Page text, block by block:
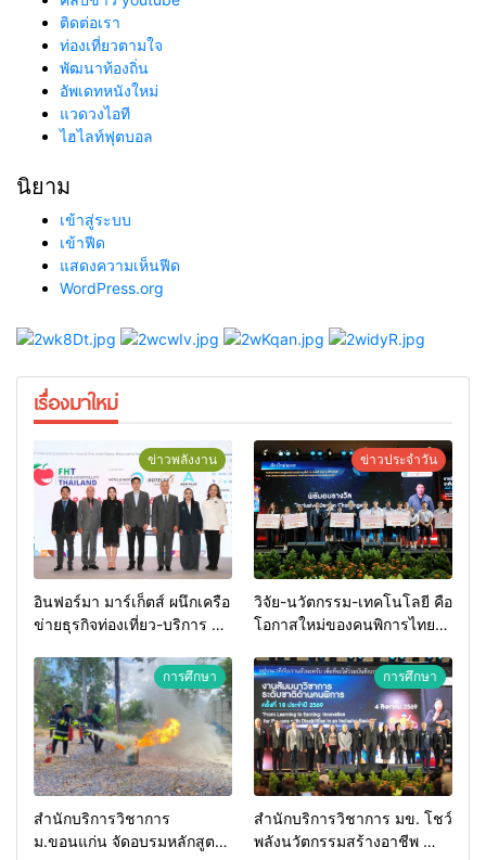
ติดต่อเรา
ท่องเที่ยวตามใจ
พัฒนาท้องถิ่น
อัพเดทหนังใหม่
แวดวงไอที
ไฮไลท์ฟุตบอล
นิยาม
เข้าสู่ระบบ
เข้าฟีด
แสดงความเห็นฟีด
WordPress.org
เรื่องมาใหม่
ข่าวพลังงาน
อินฟอร์มา มาร์เก็ตส์ ผนึกเครือ
ข่ายธุรกิจท่องเที่ยว-บริการ จัด
2026 เชื่อม 4 งานใหญ่ สร้าง
โอกาสธุรกิจครบวงจร ด้วย
ครับ
ข่าวประจำวัน
วิจัย-นวัตกรรม-เทคโนโลยี คือ
โอกาสใหม่ของคนพิการไทย
ประเทศ
การศึกษา
สำนักบริการวิชาการ
ม.ขอนแก่น จัดอบรมหลักสูตร
การศึกษา
สำนักบริการวิชาการ มข. โชว์
พลังนวัตกรรมสร้างอาชีพ นำ